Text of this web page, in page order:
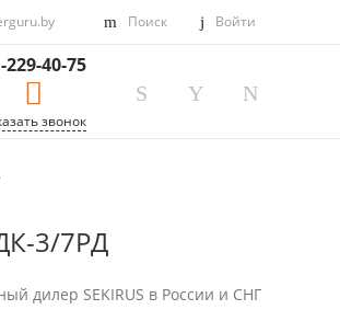
Поиск Войти
229-40-75
звонок
3/7РД
дилер SEKIRUS в России и СНГ